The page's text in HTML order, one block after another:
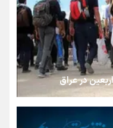
«آهای مردم، آقا از